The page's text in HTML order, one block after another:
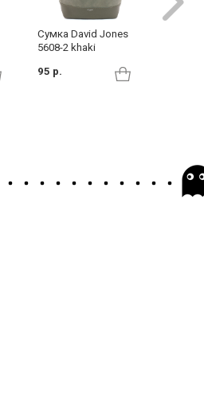
Сумка David Jones
5608-2 khaki
95 р.